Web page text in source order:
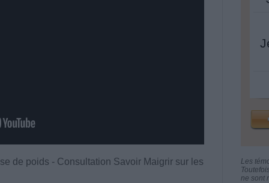
de poids - Consultation Savoir Maigrir sur les
Les
ne sont